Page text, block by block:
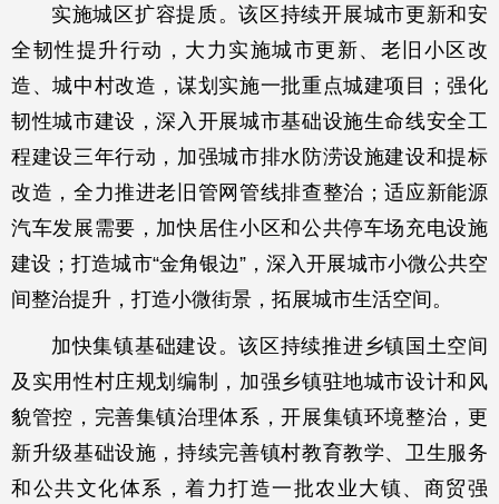
实施城区扩容提质。该区持续开展城市更新和安
全韧性提升行动，大力实施城市更新、老旧小区改
造、城中村改造，谋划实施一批重点城建项目；强化
韧性城市建设，深入开展城市基础设施生命线安全工
程建设三年行动，加强城市排水防涝设施建设和提标
改造，全力推进老旧管网管线排查整治；适应新能源
汽车发展需要，加快居住小区和公共停车场充电设施
建设；打造城市“金角银边”，深入开展城市小微公共空
间整治提升，打造小微街景，拓展城市生活空间。
加快集镇基础建设。该区持续推进乡镇国土空间
及实用性村庄规划编制，加强乡镇驻地城市设计和风
貌管控，完善集镇治理体系，开展集镇环境整治，更
新升级基础设施，持续完善镇村教育教学、卫生服务
和公共文化体系，着力打造一批农业大镇、商贸强